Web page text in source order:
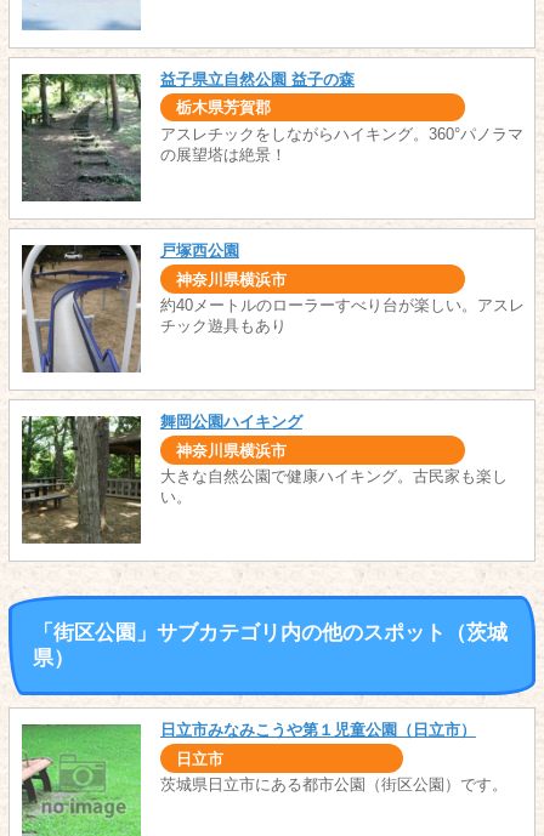
益子県立自然公園 益子の森
栃木県芳賀郡
アスレチックをしながらハイキング。360°パノラマ
の展望塔は絶景！
戸塚西公園
神奈川県横浜市
約40メートルのローラーすべり台が楽しい。アスレ
チック遊具もあり
舞岡公園ハイキング
神奈川県横浜市
大きな自然公園で健康ハイキング。古民家も楽し
い。
「街区公園」サブカテゴリ内の他のスポット（茨城
県）
日立市みなみこうや第１児童公園（日立市）
日立市
茨城県日立市にある都市公園（街区公園）です。